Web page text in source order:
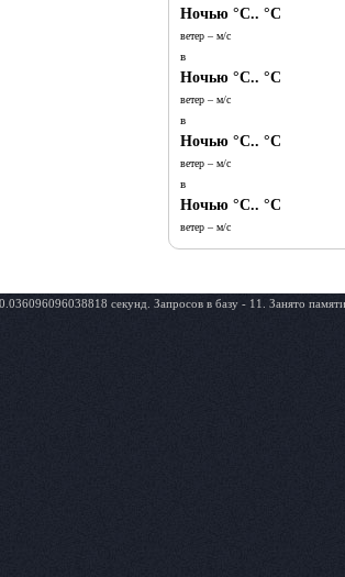
Ночью °C.. °C
ветер – м/c
в
Ночью °C.. °C
ветер – м/c
в
Ночью °C.. °C
ветер – м/c
в
Ночью °C.. °C
ветер – м/c
секунд. Запросов в базу - 11. Занято